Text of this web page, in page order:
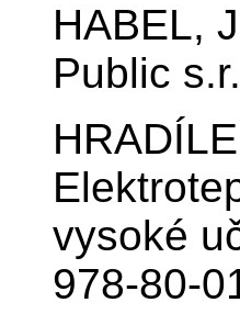
HABEL,
Public
vysoké
978-80-